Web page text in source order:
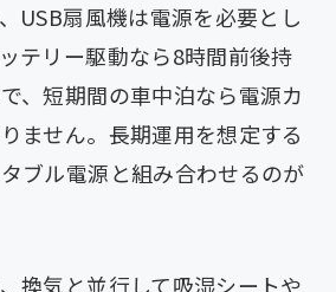
USB扇風機は電源を必要とし
テリー駆動なら8時間前後持
、短期間の車中泊なら電源カ
ません。長期運用を想定する
ブル電源と組み合わせるのが
換気と並行して吸湿シートや